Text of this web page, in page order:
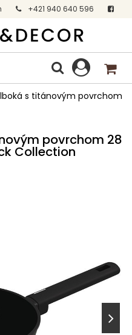
+421 940 640 596
s titánovým povrchom
povrchom 28
Collection